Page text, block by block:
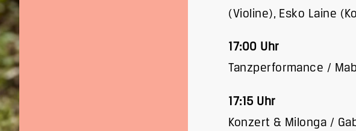
(Violine), Esko Laine
17:00 Uhr
Tanzperformance /
17:15 Uhr
Konzert & Milonga /